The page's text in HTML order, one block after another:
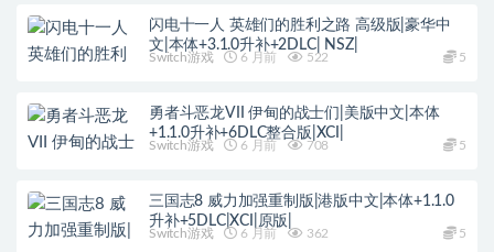
闪电十一人 英雄们的胜利之路 高级版|豪华中
文|本体+3.1.0升补+2DLC| NSZ|
Switch游戏 6 月前 522 5
勇者斗恶龙VII 伊甸的战士们|美版中文|本体
+1.1.0升补+6DLC整合版|XCI|
Switch游戏 6 月前 708 5
三国志8 威力加强重制版|港版中文|本体+1.1.0
升补+5DLC|XCI|原版|
Switch游戏 6 月前 362 5